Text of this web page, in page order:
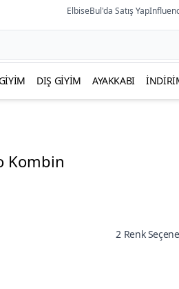
ElbiseBul'da Satış Yap
DIŞ GIYIM AYAKKABI
Kombin
2 Renk